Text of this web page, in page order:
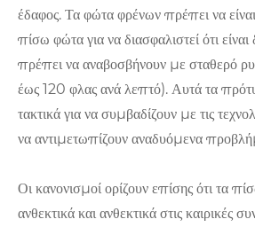
έδαφος. Τα φώτα φρένων πρέπει να
πίσω φώτα για να διασφαλιστεί ότι είναι
πρέπει να αναβοσβήνουν με σταθερό
έως 120 φλας ανά λεπτό). Αυτά τα
τακτικά για να συμβαδίζουν με τις
να αντιμετωπίζουν αναδυόμενα
Οι κανονισμοί ορίζουν επίσης ότι τα
ανθεκτικά και ανθεκτικά στις καιρικές